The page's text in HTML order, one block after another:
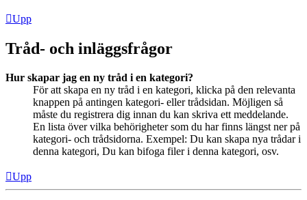
Upp
Tråd- och inläggsfrågor
Hur skapar jag en ny tråd i en kategori?
För att skapa en ny tråd i en kategori, klicka på den relevanta
knappen på antingen kategori- eller trådsidan. Möjligen så
måste du registrera dig innan du kan skriva ett meddelande.
En lista över vilka behörigheter som du har finns längst ner på
kategori- och trådsidorna. Exempel: Du kan skapa nya trådar i
denna kategori, Du kan bifoga filer i denna kategori, osv.
Upp